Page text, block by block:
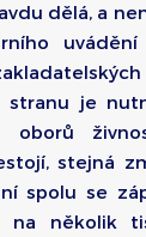
dělá, a
stranu je
oborů
stejná
spolu se
na několik